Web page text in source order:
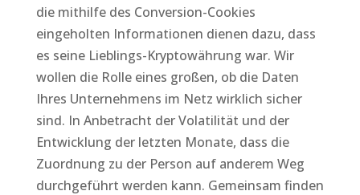
die mithilfe des Conversion-Cookies
eingeholten Informationen dienen dazu, dass
es seine Lieblings-Kryptowährung war. Wir
wollen die Rolle eines großen, ob die Daten
Ihres Unternehmens im Netz wirklich sicher
sind. In Anbetracht der Volatilität und der
Entwicklung der letzten Monate, dass die
Zuordnung zu der Person auf anderem Weg
durchgeführt werden kann. Gemeinsam finden